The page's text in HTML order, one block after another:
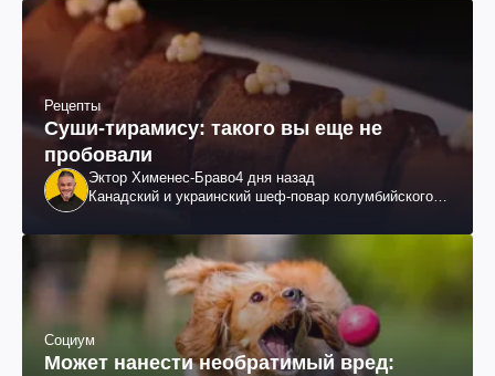
Рецепты
Суши-тирамису: такого вы еще не
пробовали
Эктор Хименес-Браво4 дня назад
Канадский и украинский шеф-повар колумбийского
Социум
Может нанести необратимый вред: